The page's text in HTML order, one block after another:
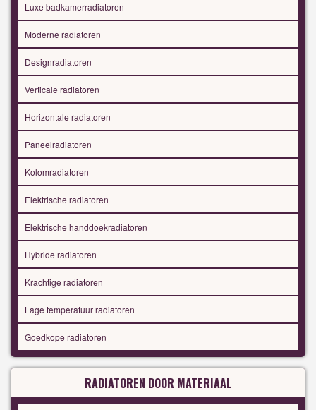
Luxe badkamerradiatoren
Moderne radiatoren
Designradiatoren
Verticale radiatoren
Horizontale radiatoren
Paneelradiatoren
Kolomradiatoren
Elektrische radiatoren
Elektrische handdoekradiatoren
Hybride radiatoren
Krachtige radiatoren
Lage temperatuur radiatoren
Goedkope radiatoren
RADIATOREN DOOR MATERIAAL